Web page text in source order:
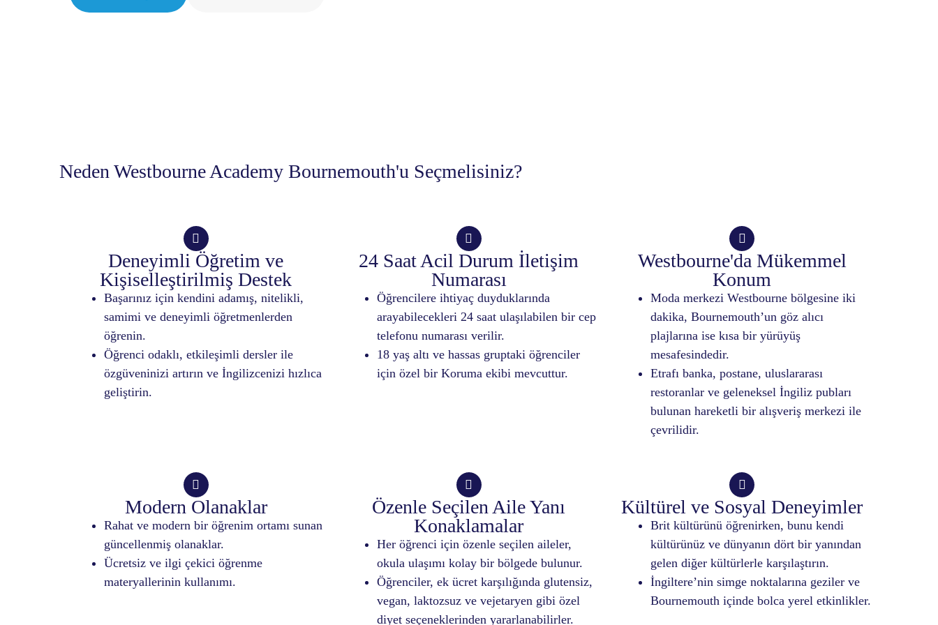
Neden Westbourne Academy Bournemouth'u Seçmelisiniz?
Deneyimli Öğretim ve
Kişiselleştirilmiş Destek
Başarınız için kendini adamış, nitelikli,
samimi ve deneyimli öğretmenlerden
öğrenin.
Öğrenci odaklı, etkileşimli dersler ile
özgüveninizi artırın ve İngilizcenizi hızlıca
geliştirin.
24 Saat Acil Durum İletişim
Numarası
Öğrencilere ihtiyaç duyduklarında
arayabilecekleri 24 saat ulaşılabilen bir cep
telefonu numarası verilir.
18 yaş altı ve hassas gruptaki öğrenciler
için özel bir Koruma ekibi mevcuttur.
Westbourne'da Mükemmel
Konum
Moda merkezi Westbourne bölgesine iki
dakika, Bournemouth’un göz alıcı
plajlarına ise kısa bir yürüyüş
mesafesindedir.
Etrafı banka, postane, uluslararası
restoranlar ve geleneksel İngiliz pubları
bulunan hareketli bir alışveriş merkezi ile
çevrilidir.
Modern Olanaklar
Rahat ve modern bir öğrenim ortamı sunan
güncellenmiş olanaklar.
Ücretsiz ve ilgi çekici öğrenme
materyallerinin kullanımı.
Özenle Seçilen Aile Yanı
Konaklamalar
Her öğrenci için özenle seçilen aileler,
okula ulaşımı kolay bir bölgede bulunur.
Öğrenciler, ek ücret karşılığında glutensiz,
vegan, laktozsuz ve vejetaryen gibi özel
diyet seçeneklerinden yararlanabilirler.
Kültürel ve Sosyal Deneyimler
Brit kültürünü öğrenirken, bunu kendi
kültürünüz ve dünyanın dört bir yanından
gelen diğer kültürlerle karşılaştırın.
İngiltere’nin simge noktalarına geziler ve
Bournemouth içinde bolca yerel etkinlikler.